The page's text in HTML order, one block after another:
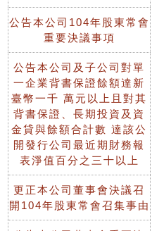
公告本公司104年股東常會
重要決議事項
公告本公司及子公司對單
一企業背書保證餘額達新
臺幣一千 萬元以上且對其
背書保證、長期投資及資
金貸與餘額合計數 達該公
開發行公司最近期財務報
表淨值百分之三十以上
更正本公司董事會決議召
開104年股東常會召集事由